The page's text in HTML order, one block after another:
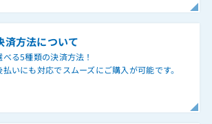
済方法について
べる5種類の決済方法！
払いにも対応でスムーズにご購入が可能です。